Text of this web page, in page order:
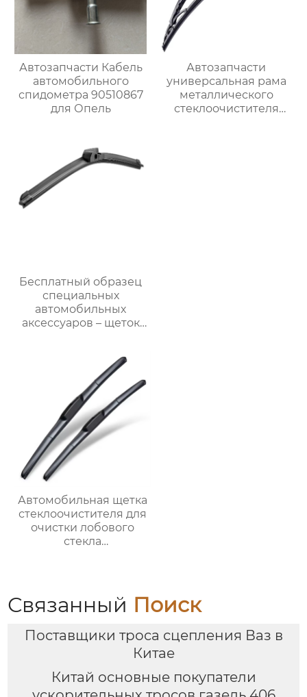
Автозапчасти Кабель
автомобильного
спидометра 90510867
для Опель
Автозапчасти
универсальная рама
металлического
стеклоочистителя
Бесплатный образец
специальных
автомобильных
аксессуаров – щеток
Автомобильная щетка
стеклоочистителя для
очистки лобового
стекла
стеклоочистителей
Связанный Поиск
Поставщики троса сцепления Ваз в
Китае
Китай основные покупатели